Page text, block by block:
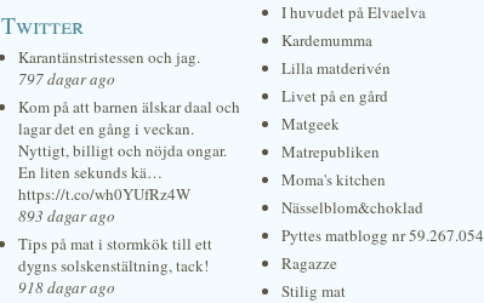
Twitter
Karantänstristessen och jag.
797 dagar ago
Kom på att barnen älskar daal och
lagar det en gång i veckan.
Nyttigt, billigt och nöjda ongar.
En liten sekunds kä…
https://t.co/wh0YUfRz4W
893 dagar ago
Tips på mat i stormkök till ett
dygns solskenstältning, tack!
918 dagar ago
I huvudet på Elvaelva
Kardemumma
Lilla matderivén
Livet på en gård
Matgeek
Matrepubliken
Moma's kitchen
Nässelblom&choklad
Pyttes matblogg nr 59.267.054
Ragazze
Stilig mat